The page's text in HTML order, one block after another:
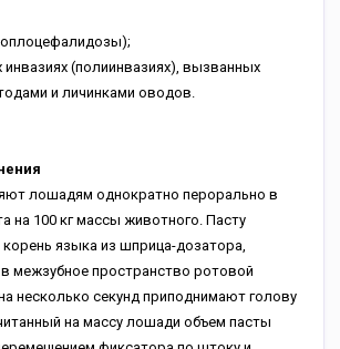
(полиинвазиях), вызванных
и личинками оводов.
лошадям однократно перорально в
на 100 кг массы животного. Пасту
языка из шприца-дозатора,
межзубное пространство ротовой
несколько секунд приподнимают голову
на массу лошади объем пасты